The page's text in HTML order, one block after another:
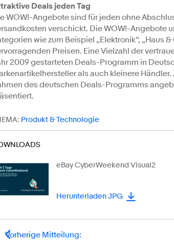
Deals jeden Tag
WOW!-Angebote sind für jeden ohne
verschickt. Die WOW!-Angebote
wie zum Beispiel „Elektronik“, „Haus
Preisen. Eine Vielzahl der
2009 gestarteten Deals-Programm in
als auch kleinere
des deutschen Deals-Programms
Produkt & Technologie
eBay CyberWeekend Visual2
Herunterladen JPG
Vorherige Mitteilung: